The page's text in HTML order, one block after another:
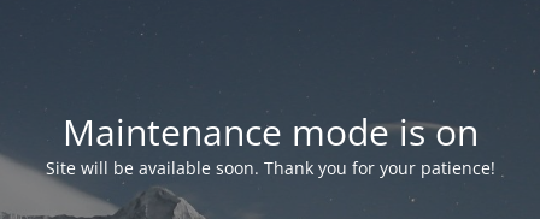
Maintenance mode is on
Site will be available soon. Thank you for your patience!